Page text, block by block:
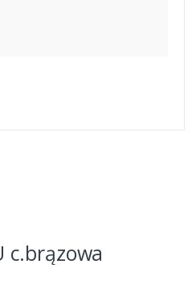
c.brązowa